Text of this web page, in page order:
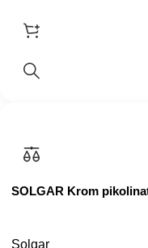
SOLGAR Krom
Solgar